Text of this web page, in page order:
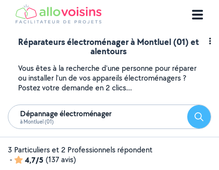
Réparateurs électroménager à Montluel (01) et
alentours
Vous êtes à la recherche d'une personne pour réparer
ou installer l'un de vos appareils électroménagers ?
Postez votre demande en 2 clics...
Dépannage électroménager
à Montluel (01)
3 Particuliers et 2 Professionnels répondent
-
4,7/5 (137 avis)